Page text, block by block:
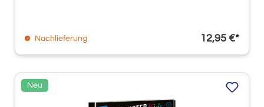
Nachlieferung 12,95 €*
Neu